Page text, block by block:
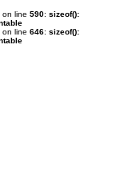
on line 590: sizeof():
on line 646: sizeof():